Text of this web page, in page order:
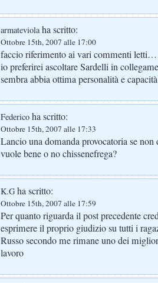
armateviolaha scritto:
Ottobre 15th, 2007 alle 17:00
faccio riferimento ai vari commenti
io preferirei ascoltare Sardelli in
sembra abbia ottima personalità e
Federico ha scritto:
Ottobre 15th, 2007 alle 17:33
Lancio una domanda provocatoria se
vuole bene o no chissenefrega?
K.G ha scritto:
Ottobre 15th, 2007 alle 17:59
Per quanto riguarda il post precedente
esprimere il proprio giudizio su tutti i
Russo secondo me rimane uno dei
lavoro